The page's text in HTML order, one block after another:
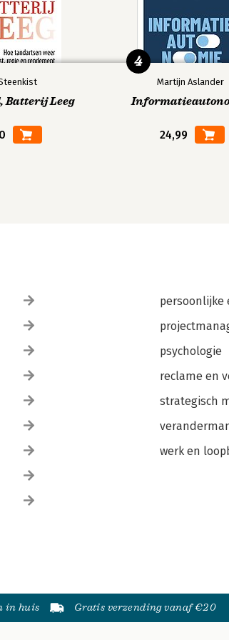
Batterij Leeg
Martijn Aslander
24,99
4
persoonlijke
psychologie
reclame en
strategisch
werk en
in huis Gratis verzending vanaf €20